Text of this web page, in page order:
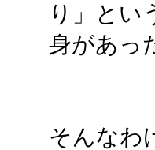
り」とい
身があっ
そんなわ